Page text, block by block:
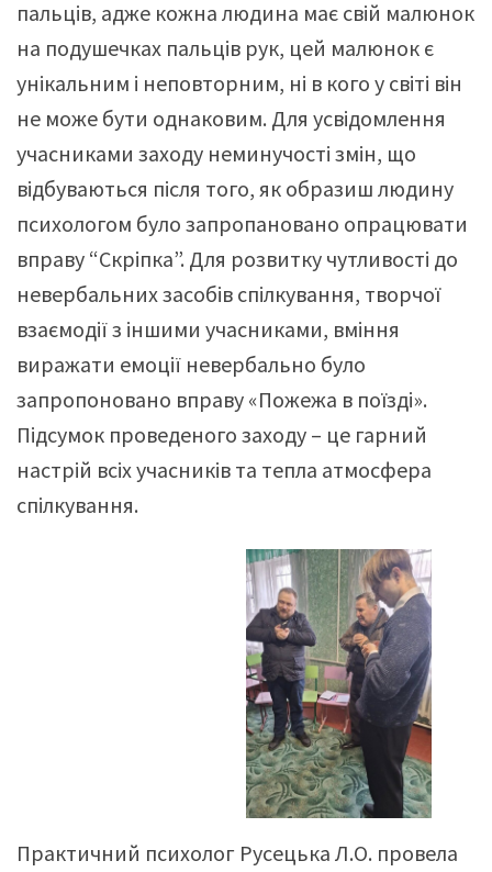
пальців, адже кожна людина має свій малюнок
на подушечках пальців рук, цей малюнок є
унікальним і неповторним, ні в кого у світі він
не може бути однаковим. Для усвідомлення
учасниками заходу неминучості змін, що
відбуваються після того, як образиш людину
психологом було запропановано опрацювати
вправу “Скріпка”. Для розвитку чутливості до
невербальних засобів спілкування, творчої
взаємодії з іншими учасниками, вміння
виражати емоції невербально було
запропоновано вправу «Пожежа в поїзді».
Підсумок проведеного заходу – це гарний
настрій всіх учасників та тепла атмосфера
спілкування.
Практичний психолог Русецька Л.О. провела